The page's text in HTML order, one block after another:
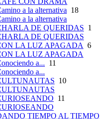
a la alternativa 18
a la alternativa
DE QUERIDAS 1
DE QUERIDAS
LA LUZ APAGADA 6
LA LUZ APAGADA
a... 11
a...
10
11
TIEMPO AL TIEMPO